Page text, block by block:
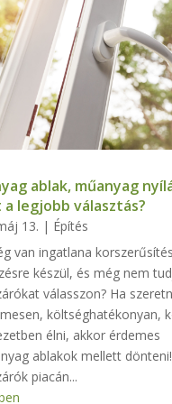
ablak, műanyag
legjobb választás?
13. | Építés
van ingatlana
készül, és még nem
válasszon? Ha
költséghatékonyan,
élni, akkor érdemes
ablakok mellett
piacán...